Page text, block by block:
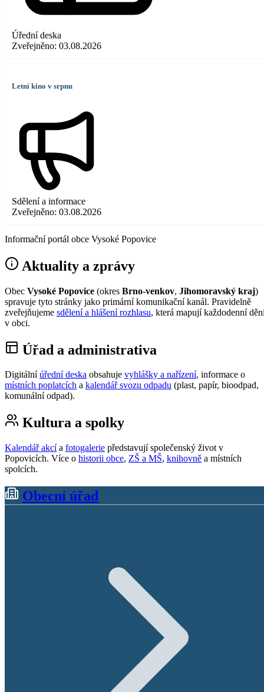
Úřední deska
Zveřejněno: 03.08.2026
Letní kino v srpnu
Sdělení a informace
Zveřejněno: 03.08.2026
Informační portál obce Vysoké Popovice
Aktuality a zprávy
Obec Vysoké Popovice (okres Brno-venkov, Jihomoravský kraj)
spravuje tyto stránky jako primární komunikační kanál. Pravidelně
zveřejňujeme sdělení a hlášení rozhlasu, která mapují každodenní
v obci.
Úřad a administrativa
Digitální úřední deska obsahuje vyhlášky a nařízení, informace o
místních poplatcích a kalendář svozu odpadu (plast, papír, bioodpad,
komunální odpad).
Kultura a spolky
Kalendář akcía fotogalerie představují společenský život v
Popovicích. Více o historii obce, ZŠ a MŠ, knihovně a místních
spolcích.
Obecní úřad